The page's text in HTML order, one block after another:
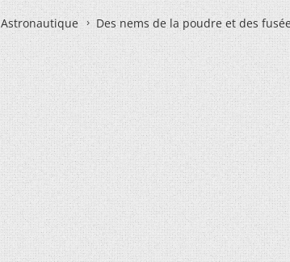
Astronautique Des nems de la poudre et des